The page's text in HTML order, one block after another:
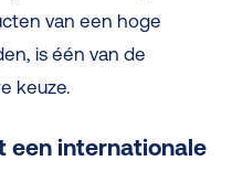
van een hoge
is één van de
keuze.
een internationale